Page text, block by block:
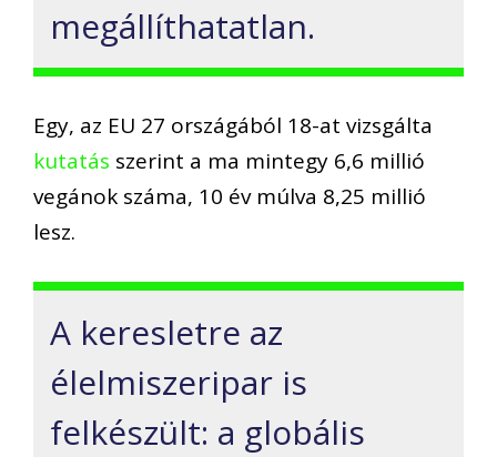
megállíthatatlan.
Egy, az EU 27 országából 18-at vizsgálta
kutatás szerint a ma mintegy 6,6 millió
vegánok száma, 10 év múlva 8,25 millió
lesz.
A keresletre az
élelmiszeripar is
felkészült: a globális